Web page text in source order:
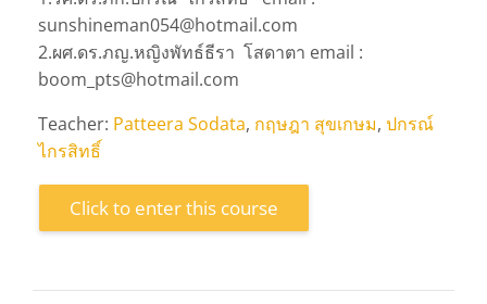
sunshineman054@hotmail.com
2.ผศ.ดร.ภญ.หญิงพัทธ์ธีรา โสดาตา email :
boom_pts@hotmail.com
Teacher: Patteera Sodata, กฤษฎา สุขเกษม, ปกรณ์
ไกรสิทธิ์
Click to enter this course